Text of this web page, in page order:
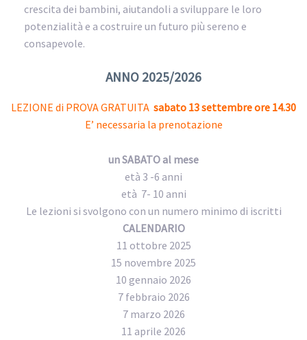
crescita dei bambini, aiutandoli a sviluppare le loro
potenzialità e a costruire un futuro più sereno e
consapevole.
ANNO 2025/2026
LEZIONE di PROVA GRATUITA sabato 13 settembre ore 14.30
E’ necessaria la prenotazione
un SABATO al mese
età 3 -6 anni
età 7- 10 anni
Le lezioni si svolgono con un numero minimo di iscritti
CALENDARIO
11 ottobre 2025
15 novembre 2025
10 gennaio 2026
7 febbraio 2026
7 marzo 2026
11 aprile 2026